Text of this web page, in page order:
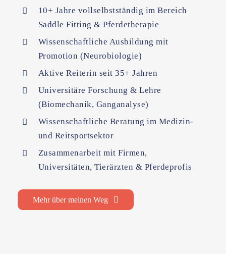
10+ Jahre vollselbstständig im Bereich
Saddle Fitting & Pferdetherapie
Wissenschaftliche Ausbildung mit
Promotion (Neurobiologie)
Aktive Reiterin seit 35+ Jahren
Universitäre Forschung & Lehre
(Biomechanik, Ganganalyse)
Wissenschaftliche Beratung im Medizin-
und Reitsportsektor
Zusammenarbeit mit Firmen,
Universitäten, Tierärzten & Pferdeprofis
Mehr über meinen Weg